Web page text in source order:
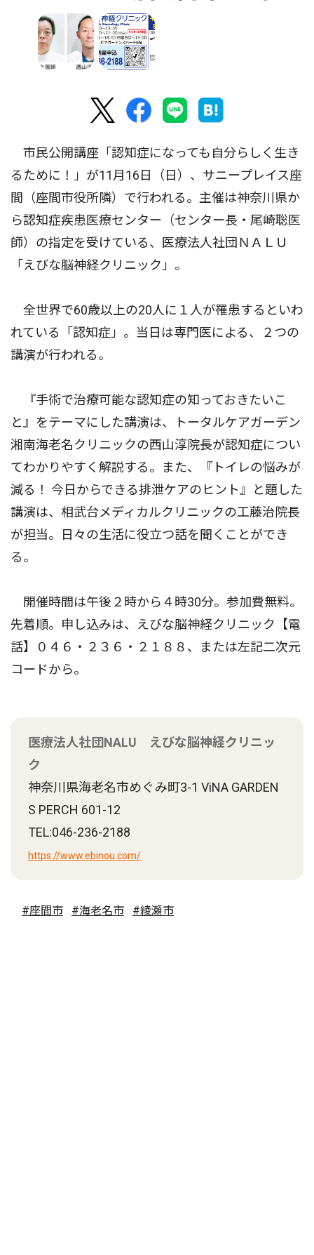
市民公開講座「認知症になっても自分らしく生き
るために！」が11月16日（日）、サニープレイス座
間（座間市役所隣）で行われる。主催は神奈川県か
ら認知症疾患医療センター（センター長・尾崎聡医
師）の指定を受けている、医療法人社団ＮＡＬＵ
「えびな脳神経クリニック」。
全世界で60歳以上の20人に１人が罹患するといわ
れている「認知症」。当日は専門医による、２つの
講演が行われる。
『手術で治療可能な認知症の知っておきたいこ
と』をテーマにした講演は、トータルケアガーデン
湘南海老名クリニックの西山淳院長が認知症につい
てわかりやすく解説する。また、『トイレの悩みが
減る！ 今日からできる排泄ケアのヒント』と題した
講演は、相武台メディカルクリニックの工藤治院長
が担当。日々の生活に役立つ話を聞くことができ
る。
開催時間は午後２時から４時30分。参加費無料。
先着順。申し込みは、えびな脳神経クリニック【電
話】０４６・２３６・２１８８、または左記二次元
コードから。
医療法人社団NALU えびな脳神経クリニッ
ク
神奈川県海老名市めぐみ町3-1 ViNA GARDEN
S PERCH 601-12
TEL:046-236-2188
https://www.ebinou.com/
#座間市 #海老名市 #綾瀬市